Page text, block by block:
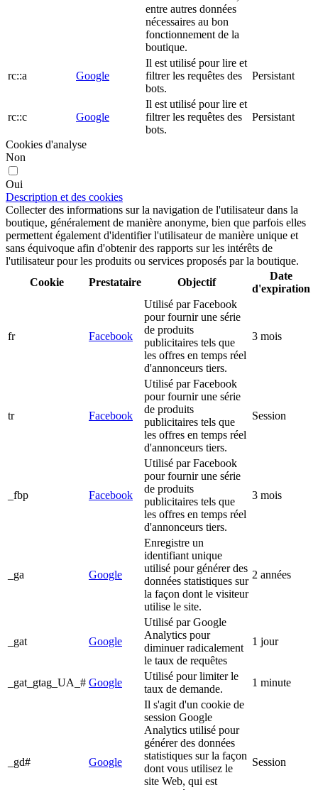
entre autres données
nécessaires au bon
fonctionnement de la
boutique.
rc::a Google
Il est utilisé pour lire et
filtrer les requêtes des
bots.
Persistant
rc::c Google
Il est utilisé pour lire et
filtrer les requêtes des
bots.
Persistant
Cookies d'analyse
Non
Oui
Description et des cookies
Collecter des informations sur la navigation de l'utilisateur dans la
boutique, généralement de manière anonyme, bien que parfois elles
permettent également d'identifier l'utilisateur de manière unique et
sans équivoque afin d'obtenir des rapports sur les intérêts de
l'utilisateur pour les produits ou services proposés par la boutique.
Cookie
Prestataire Objectif
Date
d'expiration
fr Facebook
Utilisé par Facebook
pour fournir une série
de produits
publicitaires tels que
les offres en temps réel
d'annonceurs tiers.
3 mois
tr Facebook
Utilisé par Facebook
pour fournir une série
de produits
publicitaires tels que
les offres en temps réel
d'annonceurs tiers.
Session
_fbp Facebook
Utilisé par Facebook
pour fournir une série
de produits
publicitaires tels que
les offres en temps réel
d'annonceurs tiers.
3 mois
_ga Google
Enregistre un
identifiant unique
utilisé pour générer des
données statistiques sur
la façon dont le visiteur
utilise le site.
2 années
_gat Google
Utilisé par Google
Analytics pour
diminuer radicalement
le taux de requêtes
1 jour
_gat_gtag_UA_# Google
Utilisé pour limiter le
taux de demande.
1 minute
_gd# Google
Il s'agit d'un cookie de
session Google
Analytics utilisé pour
générer des données
statistiques sur la façon
dont vous utilisez le
site Web, qui est
Session